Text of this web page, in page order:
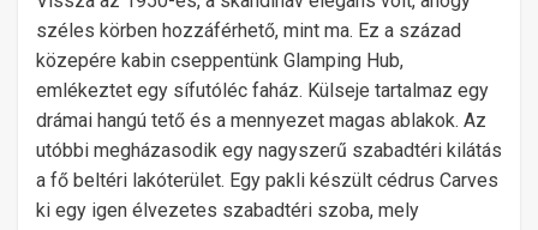
széles körben hozzáférhető, mint ma. Ez a század
közepére kabin cseppentünk Glamping Hub,
emlékeztet egy sífutóléc faház. Külseje tartalmaz egy
drámai hangú tető és a mennyezet magas ablakok. Az
utóbbi megházasodik egy nagyszerű szabadtéri kilátás
a fő beltéri lakóterület. Egy pakli készült cédrus Carves
ki egy igen élvezetes szabadtéri szoba, mely